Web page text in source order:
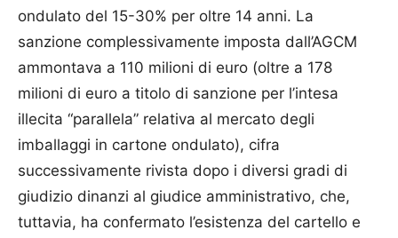
ondulato del 15-30% per oltre 14 anni. La
sanzione complessivamente imposta dall’AGCM
ammontava a 110 milioni di euro (oltre a 178
milioni di euro a titolo di sanzione per l’intesa
illecita “parallela” relativa al mercato degli
imballaggi in cartone ondulato), cifra
successivamente rivista dopo i diversi gradi di
giudizio dinanzi al giudice amministrativo, che,
tuttavia, ha confermato l’esistenza del cartello e